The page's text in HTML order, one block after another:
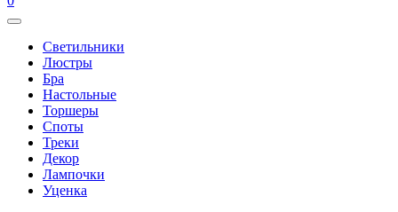
Cветильники
Люстры
Бра
Настольные
Торшеры
Споты
Треки
Декор
Лампочки
Уценка